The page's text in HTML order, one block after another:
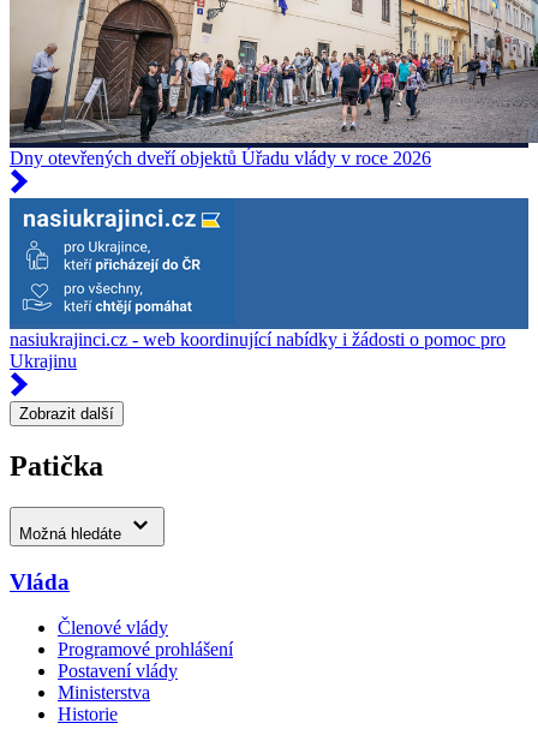
Dny otevřených dveří objektů Úřadu vlády v roce 2026
nasiukrajinci.cz - web koordinující nabídky i žádosti o pomoc pro
Ukrajinu
Zobrazit další
Patička
Možná hledáte
Vláda
Členové vlády
Programové prohlášení
Postavení vlády
Ministerstva
Historie